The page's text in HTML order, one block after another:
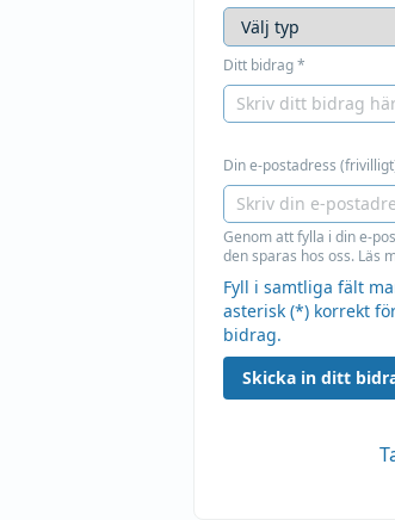
Ditt bidrag*
Din e-postadress
Genom att fylla i din e-
den sparas hos oss. Läs
Fyll i samtliga fält
asterisk (*) korrekt
bidrag.
Skicka in ditt